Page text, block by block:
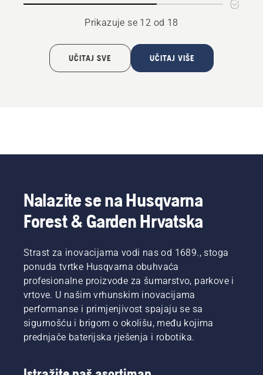
1.1
Prikazuje se 12 od 18
UČITAJ SVE UČITAJ VIŠE
Nalazite se na Husqvarna
Forest & Garden Hrvatska
Strast za inovacijama vodi nas od 1689., stoga
ponuda tvrtke Husqvarna obuhvaća
profesionalne proizvode za šumarstvo, parkove i
vrtove. U našim vrhunskim inovacijama
performanse i primjenjivost spajaju se sa
sigurnošću i brigom o okolišu, među kojima
prednjače baterijska rješenja i robotika.